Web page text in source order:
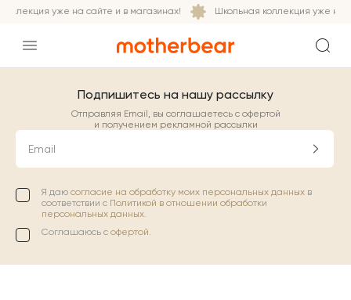
уже на сайте и в магазинах! Школьная коллекция уже на
Подпишитесь на нашу рассылку
Отправляя Email, вы соглашаетесь с офертой
и получением рекламной рассылки
Email
Я даю согласие на обработку моих персональных данных в
соответствии с Политикой в отношении обработки
персональных данных.
Соглашаюсь с офертой.